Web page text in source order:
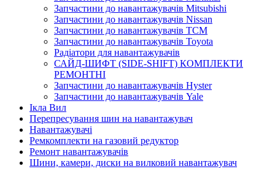
Запчастини до навантажувачів Mitsubishi
Запчастини до навантажувачів Nissan
Запчастини до навантажувачів TCM
Запчастини до навантажувачів Toyota
Радіатори для навантажувачів
САЙД-ШИФТ (SIDE-SHIFT) КОМПЛЕКТИ
РЕМОНТНІ
Запчастини до навантажувачів Hyster
Запчастини до навантажувачів Yale
Ікла Вил
Перепресування шин на навантажувач
Навантажувачі
Ремкомплекти на газовий редуктор
Ремонт навантажувачів
Шини, камери, диски на вилковий навантажувач